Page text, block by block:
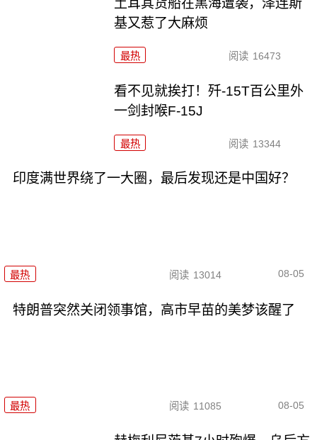
基又惹了大麻烦
最热 阅读 16473
看不见就挨打！歼-15T百公里外
一剑封喉F-15J
最热 阅读 13344
印度满世界绕了一大圈，最后发现还是中国好？
最热 阅读 13014 08-05
特朗普突然关闭领事馆，高市早苗的美梦该醒了
最热 阅读 11085 08-05